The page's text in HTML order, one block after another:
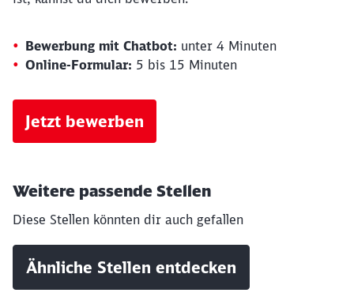
Bewerbung mit Chatbot: unter 4 Minuten
Online-Formular: 5 bis 15 Minuten
Jetzt bewerben
Weitere passende Stellen
Diese Stellen könnten dir auch gefallen
Ähnliche Stellen entdecken
Möchten Sie zuweitergeleitet